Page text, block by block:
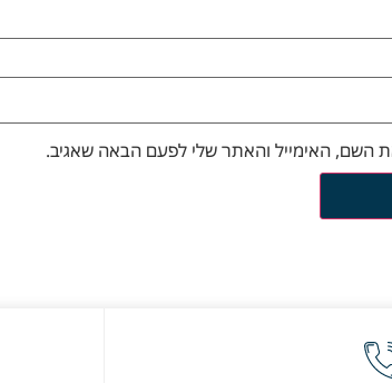
השם, האימייל והאתר שלי לפעם הבאה שאגיב.